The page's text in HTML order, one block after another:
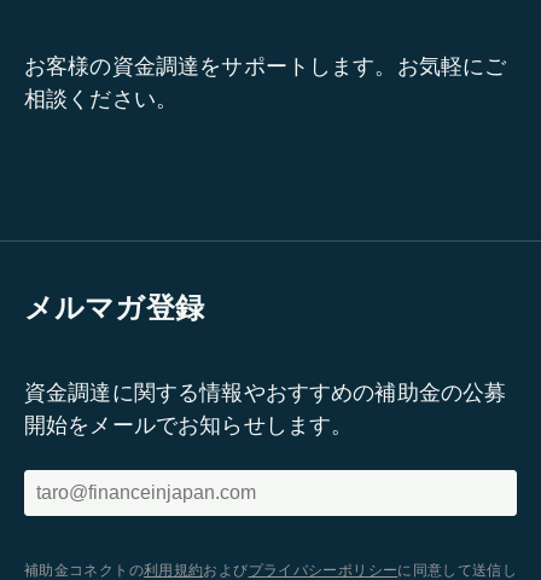
お客様の資金調達をサポートします。お気軽にご
相談ください。
メルマガ登録
資金調達に関する情報やおすすめの補助金の公募
開始をメールでお知らせします。
補助金コネクトの利用規約およびプライバシーポリシーに同意して送信し